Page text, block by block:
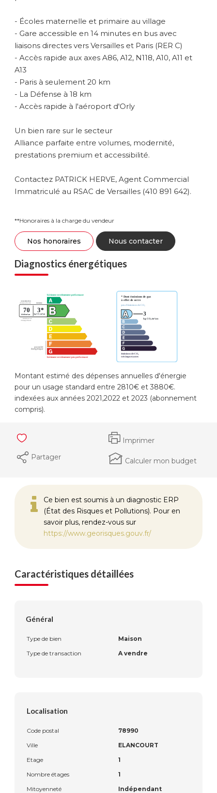
- Écoles maternelle et primaire au village
- Gare accessible en 14 minutes en bus avec
liaisons directes vers Versailles et Paris (RER C)
- Accès rapide aux axes A86, A12, N118, A10, A11 et
A13
- Paris à seulement 20 km
- La Défense à 18 km
- Accès rapide à l'aéroport d'Orly
Un bien rare sur le secteur
Alliance parfaite entre volumes, modernité,
prestations premium et accessibilité.
Contactez PATRICK HERVE, Agent Commercial
Immatriculé au RSAC de Versailles (410 891 642).
**Honoraires à la charge du vendeur
Nos honoraires Nous contacter
Diagnostics énergétiques
Montant estimé des dépenses annuelles d'énergie
pour un usage standard entre 2810€ et 3880€.
indexées aux années 2021,2022 et 2023 (abonnement
compris).
Imprimer
Partager
Calculer mon budget
Ce bien est soumis à un diagnostic ERP
(État des Risques et Pollutions). Pour en
savoir plus, rendez-vous sur
https://www.georisques.gouv.fr/
Caractéristiques détaillées
Général
Type de bien
Maison
Type de transaction
A vendre
Localisation
Code postal
78990
Ville
ELANCOURT
Etage
1
Nombre étages
1
Mitoyenneté
Indépendant